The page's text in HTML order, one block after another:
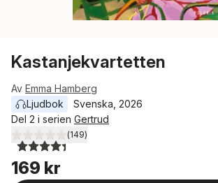
Kastanjekvartetten
Av Emma Hamberg
Ljudbok
Svenska 2026
Del 2 i serien Gertrud
4,4utav 5 stjärnor. Totalt antal röster:
(149)
169 kr